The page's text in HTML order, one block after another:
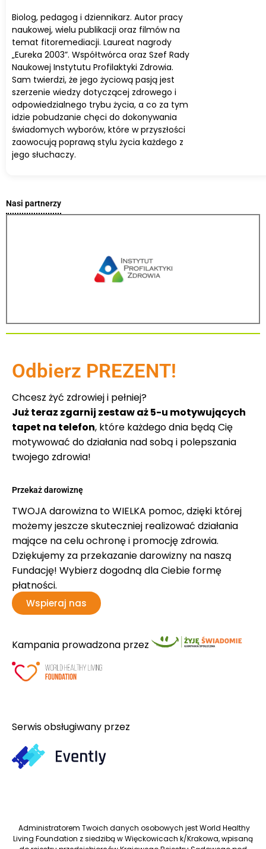
Biolog, pedagog i dziennikarz. Autor pracy
naukowej, wielu publikacji oraz filmów na
temat fitoremediacji. Laureat nagrody
„Eureka 2003”. Współtwórca oraz Szef Rady
Naukowej Instytutu Profilaktyki Zdrowia.
Sam twierdzi, że jego życiową pasją jest
szerzenie wiedzy dotyczącej zdrowego i
odpowiedzialnego trybu życia, a co za tym
idzie pobudzanie chęci do dokonywania
świadomych wyborów, które w przyszłości
zaowocują poprawą stylu życia każdego z
jego słuchaczy.
Nasi partnerzy
Odbierz PREZENT!
Chcesz żyć zdrowiej i pełniej?
Już teraz zgarnij zestaw aż 5-u motywujących
tapet na telefon, które każdego dnia będą Cię
motywować do działania nad sobą i polepszania
twojego zdrowia!
Przekaż darowiznę
TWOJA darowizna to WIELKA pomoc, dzięki której
możemy jeszcze skuteczniej realizować działania
mające na celu ochronę i promocję zdrowia.
Dziękujemy za przekazanie darowizny na naszą
Fundację! Wybierz dogodną dla Ciebie formę
płatności.
Wspieraj nas
Kampania prowadzona przez
Serwis obsługiwany przez
Administratorem Twoich danych osobowych jest World Healthy
Living Foundation z siedzibą w Więckowicach k/Krakowa, wpisaną